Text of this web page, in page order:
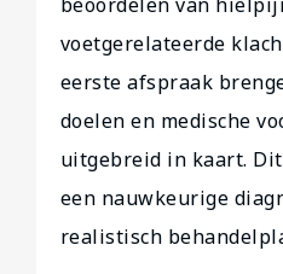
voetgerelateerde
eerste afspraak
doelen en medische
uitgebreid in kaart.
een nauwkeurige
realistisch